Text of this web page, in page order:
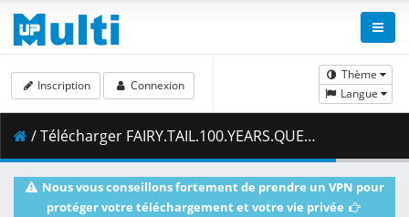
Thème
Langue
Inscription Connexion
/ Télécharger FAIRY.TAIL.100.YEARS.QUEST.S01E15.The.Howling.Earth.1080p.CR.WEB-DL.DUAL.AAC2.0.H.264.MSubs-ToonsHub.mkv.001 ( 469.52 MB )
Nous vous conseillons fortement de prendre un VPN pour
protéger votre téléchargement et votre vie privée